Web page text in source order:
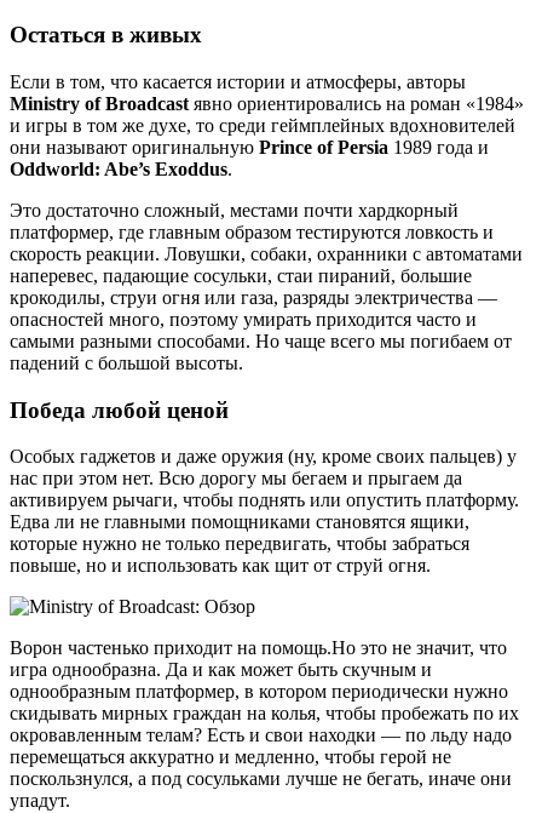
Остаться в живых
Если в том, что касается истории и атмосферы, авторы
Ministry of Broadcast явно ориентировались на роман «1984»
и игры в том же духе, то среди геймплейных вдохновителей
они называют оригинальную Prince of Persia 1989 года и
Oddworld: Abe’s Exoddus.
Это достаточно сложный, местами почти хардкорный
платформер, где главным образом тестируются ловкость и
скорость реакции. Ловушки, собаки, охранники с автоматами
наперевес, падающие сосульки, стаи пираний, большие
крокодилы, струи огня или газа, разряды электричества —
опасностей много, поэтому умирать приходится часто и
самыми разными способами. Но чаще всего мы погибаем от
падений с большой высоты.
Победа любой ценой
Особых гаджетов и даже оружия (ну, кроме своих пальцев) у
нас при этом нет. Всю дорогу мы бегаем и прыгаем да
активируем рычаги, чтобы поднять или опустить платформу.
Едва ли не главными помощниками становятся ящики,
которые нужно не только передвигать, чтобы забраться
повыше, но и использовать как щит от струй огня.
Ворон частенько приходит на помощь.Но это не значит, что
игра однообразна. Да и как может быть скучным и
однообразным платформер, в котором периодически нужно
скидывать мирных граждан на колья, чтобы пробежать по их
окровавленным телам? Есть и свои находки — по льду надо
перемещаться аккуратно и медленно, чтобы герой не
поскользнулся, а под сосульками лучше не бегать, иначе они
упадут.